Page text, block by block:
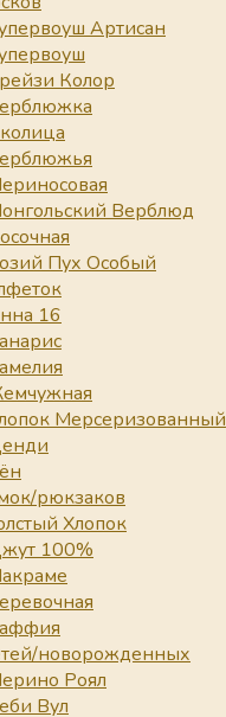
Артисан
Колор
Верблюд
Пух Особый
16
Мерсеризованный
рюкзаков
Хлопок
100%
новорожденных
Роял
Вул